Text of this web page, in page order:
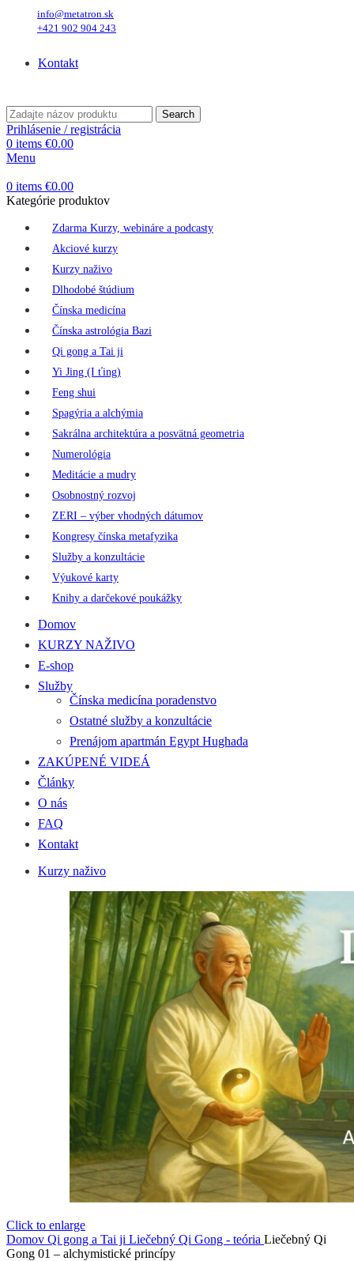
info@metatron.sk
+421 902 904 243
Kontakt
Search
Prihlásenie / registrácia
0 items €0.00
Menu
0 items €0.00
Kategórie produktov
Zdarma Kurzy, webináre a podcasty
Akciové kurzy
Kurzy naživo
Dlhodobé štúdium
Čínska medicína
Čínska astrológia Bazi
Qi gong a Tai ji
Yi Jing (I ťing)
Feng shui
Spagýria a alchýmia
Sakrálna architektúra a posvätná geometria
Numerológia
Meditácie a mudry
Osobnostný rozvoj
ZERI – výber vhodných dátumov
Kongresy čínska metafyzika
Služby a konzultácie
Výukové karty
Knihy a darčekové poukážky
Domov
KURZY NAŽIVO
E-shop
Služby
Čínska medicína poradenstvo
Ostatné služby a konzultácie
Prenájom apartmán Egypt Hughada
ZAKÚPENÉ VIDEÁ
Články
O nás
FAQ
Kontakt
Kurzy naživo
Click to enlarge
Domov Qi gong a Tai ji Liečebný Qi Gong - teória Liečebný Qi
Gong 01 – alchymistické princípy